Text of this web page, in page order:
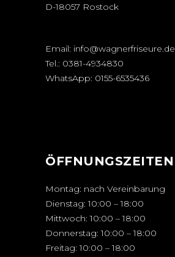
D-18057 Rostock
Email: info@wagnerfriseure.de
Tel.: 0381-4934830
WhatsApp: 0155-6535436
ÖFFNUNGSZEITEN
Montag: nach Vereinbarung
Dienstag: 10:00 – 18:00
Mittwoch: 10:00 – 18:00
Donnerstag: 10:00 – 18:00
Freitag: 10:00 – 18:00